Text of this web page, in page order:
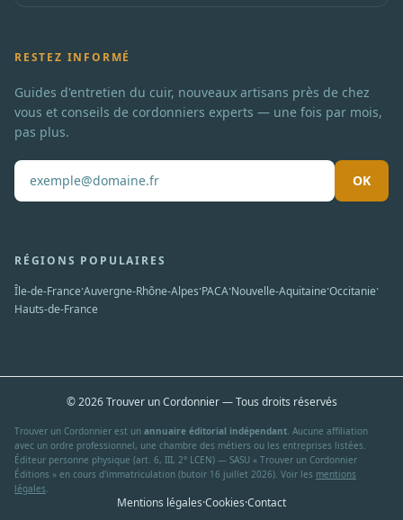
RESTEZ INFORMÉ
Guides d'entretien du cuir, nouveaux artisans près de chez
vous et conseils de cordonniers experts — une fois par mois,
pas plus.
OK
RÉGIONS POPULAIRES
Île-de-France·Auvergne-Rhône-Alpes·PACA·Nouvelle-Aquitaine·Occitanie·
Hauts-de-France
© 2026 Trouver un Cordonnier — Tous droits réservés
Trouver un Cordonnier est un annuaire éditorial indépendant. Aucune affiliation
avec un ordre professionnel, une chambre des métiers ou les entreprises listées.
Éditeur personne physique (art. 6, III, 2° LCEN) — SASU « Trouver un Cordonnier
Éditions » en cours d'immatriculation (butoir 16 juillet 2026). Voir les mentions
légales.
Mentions légales·Cookies·Contact